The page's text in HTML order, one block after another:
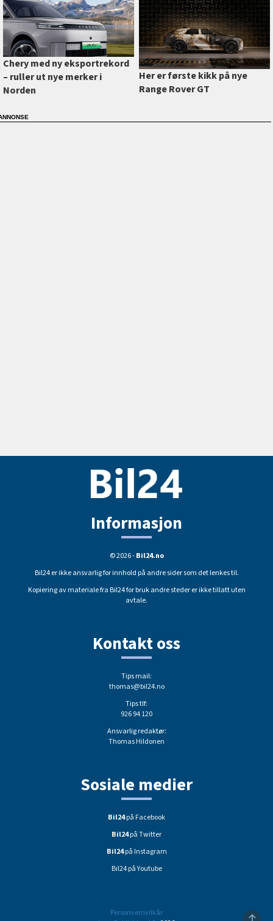
Chery med ny eksportrekord
–⁠ ruller ut nye merker i
Norden
Her er første kikk på nye
Range Rover GT
Informasjon
© 2026 -Bil24.no
Bil24 er ikke ansvarlig for innhold på andre sider som det lenkes til.
Kopiering av materiale fra Bil24 for bruk andre steder er ikke tillatt uten
avtale.
Kontakt oss
Tips mail:
thomas@bil24.no
Tips tlf:
926 94 120
Ansvarlig redaktør:
Thomas Hildonen
Sosiale medier
Bil24på Facebook
Bil24på Twitter
Bil24på Instagram
Bil24 på Youtube
Personvernvilkår